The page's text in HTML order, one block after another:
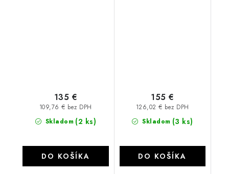
Skladom (2 ks)
109,76 € bez DPH
135 €
DO KOŠÍKA
Skladom (3 ks)
126,02 € bez DPH
155 €
DO KOŠÍKA